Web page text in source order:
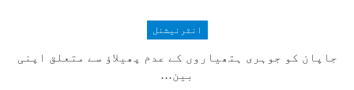
انٹرنیشنل
جاپان کو جوہری ہتھیاروں کے عدم پھیلاؤ سے متعلق اپنی
بین…